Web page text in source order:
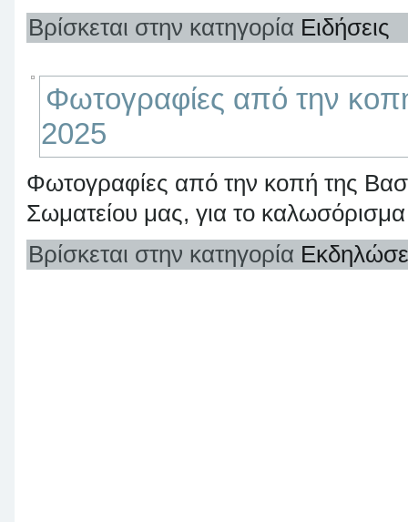
Βρίσκεται στην κατηγορία Ειδήσεις
Φωτογραφίες από την
2025
Φωτογραφίες από την κοπή της
Σωματείου μας, για το
Βρίσκεται στην κατηγορία